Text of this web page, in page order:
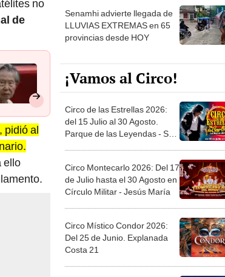
de
pidió al
ello
LLUVIAS EXTREMAS en 65
provincias desde HOY
¡Vamos al Circo!
del 15 Julio al 30 Agosto.
Parque de las Leyendas - San
Miguel
de Julio hasta el 30 Agosto en
Círculo Militar - Jesús María
Del 25 de Junio. Explanada
Costa 21